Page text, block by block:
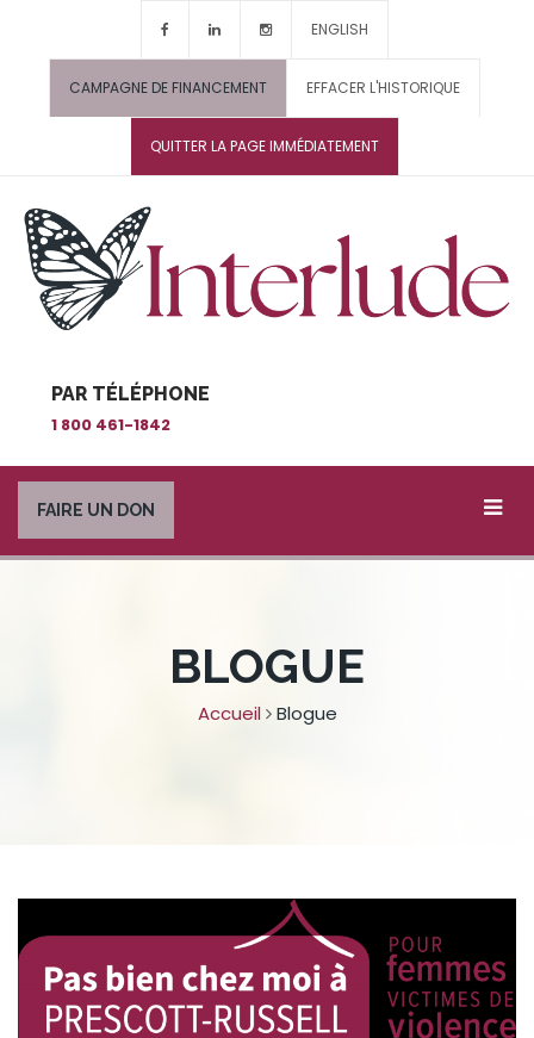
ENGLISH
CAMPAGNE DE FINANCEMENT EFFACER L'HISTORIQUE
QUITTER LA PAGE IMMÉDIATEMENT
PAR TÉLÉPHONE
1 800 461-1842
FAIRE UN DON
BLOGUE
Accueil Blogue